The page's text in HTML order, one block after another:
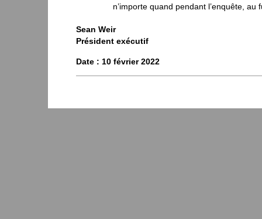
n’importe quand pendant l’enquête,
Sean Weir
Président exécutif
Date : 10 février 2022